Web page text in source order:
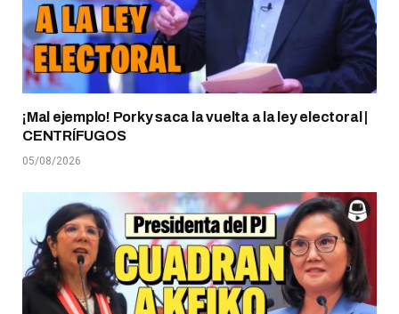
¡Mal ejemplo! Porky saca la vuelta a la ley electoral |
CENTRÍFUGOS
05/08/2026